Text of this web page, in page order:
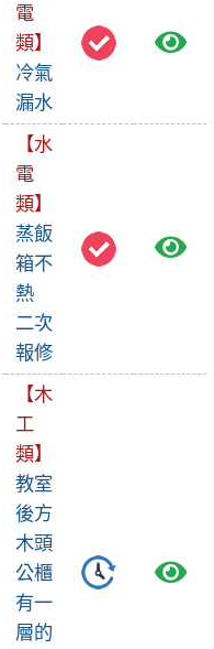
電
類】
冷氣
漏水
檢
報
【水
電
類】
蒸飯
箱不
熱
二次
報修
檢
修
【木
工
類】
教室
後方
木頭
公櫃
有一
層的
檢